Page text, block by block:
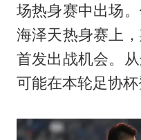
场热身赛中出场
海泽天热身赛上
首发出战机会。
可能在本轮足协杯